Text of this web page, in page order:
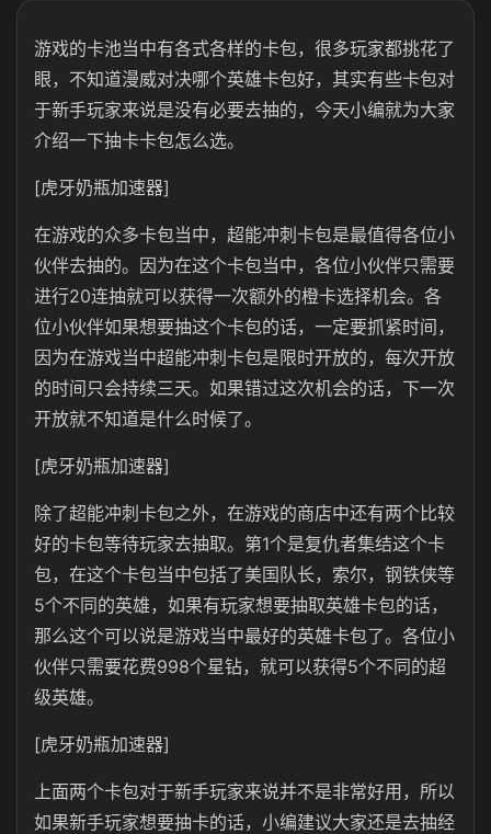
游戏的卡池当中有各式各样的卡包，很多玩家都挑花了
眼，不知道漫威对决哪个英雄卡包好，其实有些卡包对
于新手玩家来说是没有必要去抽的，今天小编就为大家
介绍一下抽卡卡包怎么选。
[虎牙奶瓶加速器]
在游戏的众多卡包当中，超能冲刺卡包是最值得各位小
伙伴去抽的。因为在这个卡包当中，各位小伙伴只需要
进行20连抽就可以获得一次额外的橙卡选择机会。各
位小伙伴如果想要抽这个卡包的话，一定要抓紧时间，
因为在游戏当中超能冲刺卡包是限时开放的，每次开放
的时间只会持续三天。如果错过这次机会的话，下一次
开放就不知道是什么时候了。
[虎牙奶瓶加速器]
除了超能冲刺卡包之外，在游戏的商店中还有两个比较
好的卡包等待玩家去抽取。第1个是复仇者集结这个卡
包，在这个卡包当中包括了美国队长，索尔，钢铁侠等
5个不同的英雄，如果有玩家想要抽取英雄卡包的话，
那么这个可以说是游戏当中最好的英雄卡包了。各位小
伙伴只需要花费998个星钻，就可以获得5个不同的超
级英雄。
[虎牙奶瓶加速器]
上面两个卡包对于新手玩家来说并不是非常好用，所以
如果新手玩家想要抽卡的话，小编建议大家还是去抽经